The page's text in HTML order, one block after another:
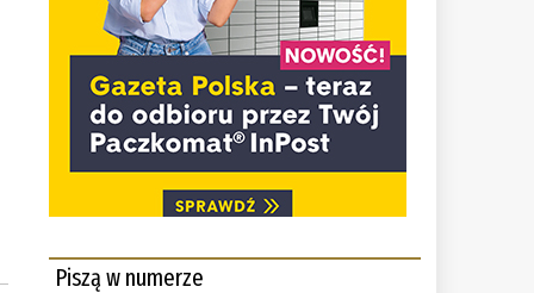
Piszą w numerze